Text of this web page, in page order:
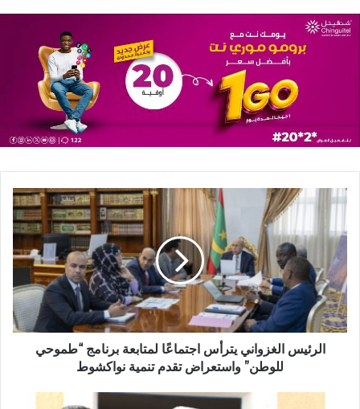
الرئيس الغزواني يترأس اجتماعًا لمتابعة برنامج “طموحي
للوطن” واستعراض تقدم تنمية نواكشوط